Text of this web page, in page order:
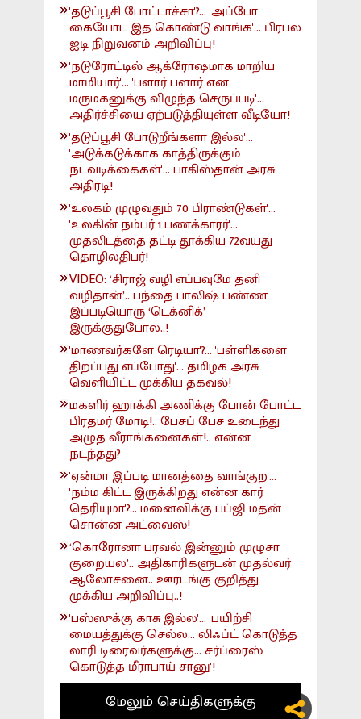
'தடுப்பூசி போட்டாச்சா'?... 'அப்போ
கையோட இத கொண்டு வாங்க'... பிரபல
ஐடி நிறுவனம் அறிவிப்பு!
'நடுரோட்டில் ஆக்ரோஷமாக மாறிய
மாமியார்'... 'பளார் பளார் என
மருமகனுக்கு விழுந்த செருப்படி'...
அதிர்ச்சியை ஏற்படுத்தியுள்ள வீடியோ!
'தடுப்பூசி போடுறீங்களா இல்ல'...
'அடுக்கடுக்காக காத்திருக்கும்
நடவடிக்கைகள்'... பாகிஸ்தான் அரசு
அதிரடி!
'உலகம் முழுவதும் 70 பிராண்டுகள்'...
'உலகின் நம்பர் 1 பணக்காரர்'...
முதலிடத்தை தட்டி தூக்கிய 72வயது
தொழிலதிபர்!
VIDEO: ‘சிராஜ் வழி எப்பவுமே தனி
வழிதான்’.. பந்தை பாலிஷ் பண்ண
இப்படியொரு ‘டெக்னிக்’
இருக்குதுபோல..!
'மாணவர்களே ரெடியா'?... 'பள்ளிகளை
திறப்பது எப்போது'... தமிழக அரசு
வெளியிட்ட முக்கிய தகவல்!
மகளிர் ஹாக்கி அணிக்கு போன் போட்ட
பிரதமர் மோடி!.. பேசப் பேச உடைந்து
அழுத வீராங்கனைகள்!.. என்ன
நடந்தது?
'ஏன்மா இப்படி மானத்தை வாங்குற'...
'நம்ம கிட்ட இருக்கிறது என்ன கார்
தெரியுமா'?... மனைவிக்கு பப்ஜி மதன்
சொன்ன அட்வைஸ்!
‘கொரோனா பரவல் இன்னும் முழுசா
குறையல’.. அதிகாரிகளுடன் முதல்வர்
ஆலோசனை.. ஊரடங்கு குறித்து
முக்கிய அறிவிப்பு..!
'பஸ்ஸுக்கு காசு இல்ல'... 'பயிற்சி
மையத்துக்கு செல்ல... லிஃப்ட் கொடுத்த
லாரி டிரைவர்களுக்கு... சர்ப்ரைஸ்
கொடுத்த மீராபாய் சானு'!
மேலும் செய்திகளுக்கு